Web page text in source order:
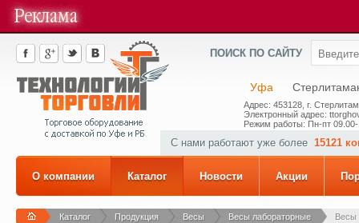
ПОИСК ПО САЙТУ
Уфа
Адрес: 453128, г.
Электронный адрес:
Режим работы: Пн-пт
С нами работают уже более 15121
О компании Каталог Новости Акции
Каталог Продукция Весы Весы лабораторные Весы